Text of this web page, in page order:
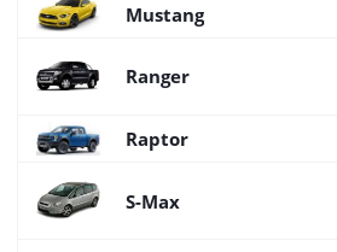
Mustang
Ranger
Raptor
S-Max